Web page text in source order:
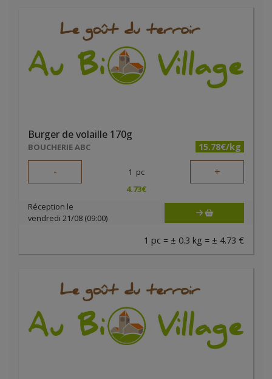
Burger de volaille 170g
BOUCHERIE ABC 15.78€/kg
- 1 pc +
4.73€
Réception le
vendredi 21/08 (09:00)
1 pc = ± 0.3 kg = ± 4.73 €